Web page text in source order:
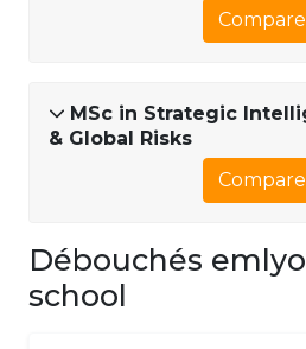
MSc in Strategic
& Global Risks
Débouchés
school